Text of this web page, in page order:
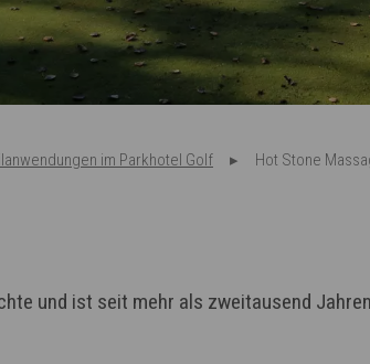
im Parkhotel Golf Hot Stone
und ist seit mehr als zweitausend